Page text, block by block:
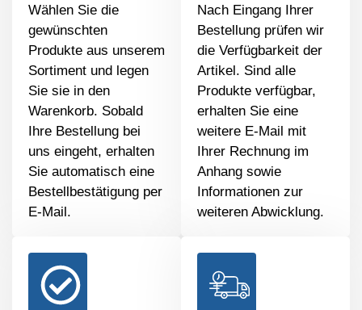
Wählen Sie die
gewünschten
Produkte aus unserem
Sortiment und legen
Sie sie in den
Warenkorb. Sobald
Ihre Bestellung bei
uns eingeht, erhalten
Sie automatisch eine
Bestellbestätigung per
E-Mail.
Nach Eingang Ihrer
Bestellung prüfen wir
die Verfügbarkeit der
Artikel. Sind alle
Produkte verfügbar,
erhalten Sie eine
weitere E-Mail mit
Ihrer Rechnung im
Anhang sowie
Informationen zur
weiteren Abwicklung.